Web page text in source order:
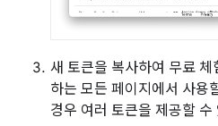
새 토큰을 복사하여 무료
하는 모든 페이지에서 사용
경우 여러 토큰을 제공할 수